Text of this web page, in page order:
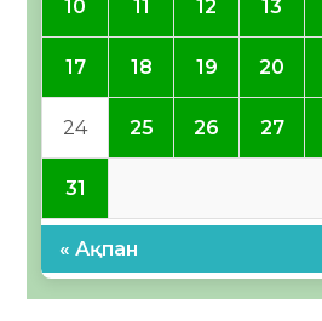
10 11 12 13
17 18 19 20
24 25 26 27
31
« Ақпан